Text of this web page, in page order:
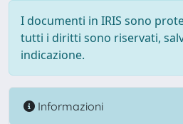
I documenti in IRIS sono
tutti i diritti sono riservati,
indicazione.
Informazioni